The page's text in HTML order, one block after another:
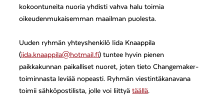
kokoontuneita nuoria yhdisti vahva halu toimia
oikeudenmukaisemman maailman puolesta.
Uuden ryhmän yhteyshenkilö Iida Knaappila
(iida.knaappila@hotmail.fi) tuntee hyvin pienen
paikkakunnan paikalliset nuoret, joten tieto Changemaker-
toiminnasta leviää nopeasti. Ryhmän viestintäkanavana
toimii sähköpostilista, jolle voi liittyätäällä.